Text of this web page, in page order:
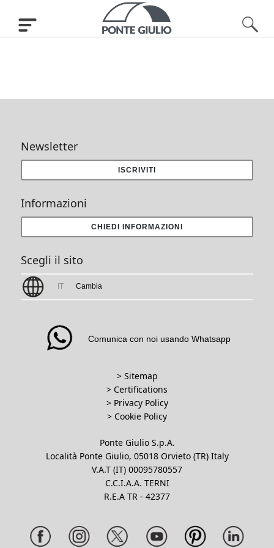
Newsletter
ISCRIVITI
Informazioni
CHIEDI INFORMAZIONI
Scegli il sito
IT Cambia
Comunica con noi usando Whatsapp
> Sitemap
> Certifications
> Privacy Policy
> Cookie Policy
Ponte Giulio S.p.A.
Località Ponte Giulio, 05018 Orvieto (TR) Italy
V.A.T (IT) 00095780557
C.C.I.A.A. TERNI
R.E.A TR - 42377